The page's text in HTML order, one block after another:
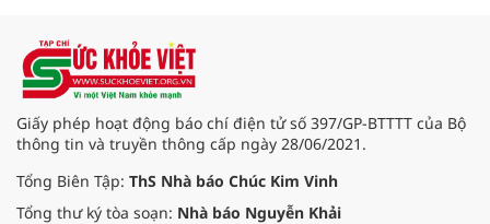
Giấy phép hoạt động báo chí điện tử số 397/GP-BTTTT của Bộ
thông tin và truyền thông cấp ngày 28/06/2021.
Tổng Biên Tập: ThS Nhà báo Chúc Kim Vinh
Tổng thư ký tòa soạn: Nhà báo Nguyễn Khải